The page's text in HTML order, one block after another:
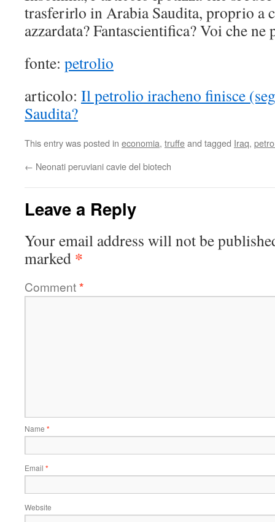
trasferirlo in Arabia Saudita, proprio a
azzardata? Fantascientifica? Voi che ne
fonte: petrolio
articolo: Il petrolio iracheno finisce
Saudita?
This entry was posted in economia, truffeand tagged Iraq,
← Neonati peruviani cavie del biotech
Leave a Reply
Your email address will not be
marked *
Comment*
Name *
Email *
Website